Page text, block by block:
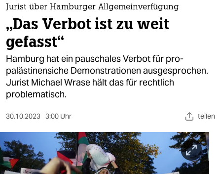
themen
politik
öko
gesellschaft
kultur
sport
berlin
nord
Jurist über Hamburger Allgemeinverfügung
„Das Verbot ist zu weit
gefasst“
Hamburg hat ein pauschales Verbot für pro-
palästinensiche Demonstrationen ausgesprochen.
Jurist Michael Wrase hält das für rechtlich
problematisch.
30.10.2023 3:00 Uhr teilen